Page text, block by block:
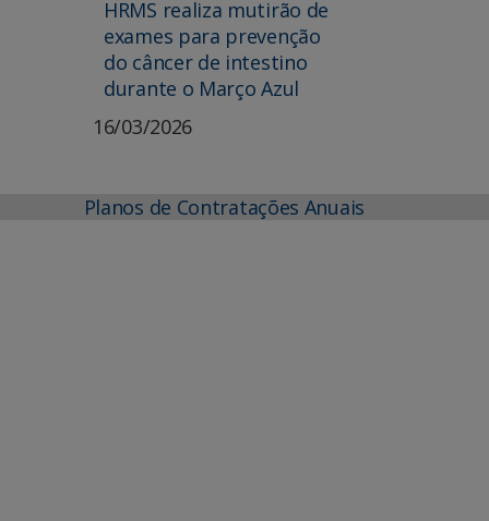
HRMS realiza mutirão de
exames para prevenção
do câncer de intestino
durante o Março Azul
16/03/2026
Planos de Contratações Anuais